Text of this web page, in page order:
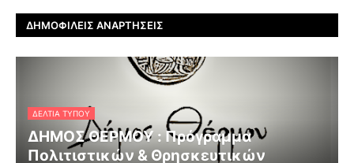
ΔΗΜΟΦΙΛΕΊΣ ΑΝΑΡΤΉΣΕΙΣ
ΔΕΛΤΊΑ ΤΎΠΟΥ
ΔΗΜΟΣ ΘΕΡΜΟΥ : Πρόγραμμα
Πολιτιστικών & Θρησκευτικών